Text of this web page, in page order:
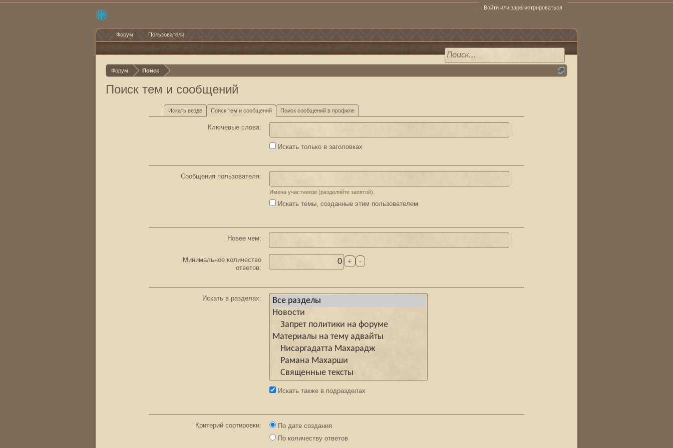
Войти или зарегистрироваться
Форум Поиск
Поиск тем и сообщений
Искать везде Поиск тем и сообщений Поиск сообщений в профиле
Ключевые слова:
Искать только в заголовках
Сообщения пользователя:
Имена участников (разделяйте запятой).
Искать темы, созданные этим пользователем
Новее чем:
Минимальное количество
ответов:
Искать в разделах:
Искать также в подразделах
Критерий сортировки:
По дате создания
По количеству ответов
Форум Пользователи